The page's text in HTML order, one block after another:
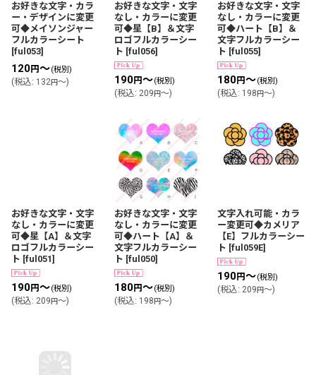
お好きな文字・カラ
ー・デザインに変更
可◆メイソンジャー
フルカラーシート
[ful053]
120円～(税別)
(税込: 132円～)
お好きな文字・文字
なし・カラーに変更
可◆星【B】＆文字
ロゴフルカラーシー
ト [ful056]
190円～(税別)
(税込: 209 円～)
お好きな文字・文字
なし・カラーに変更
可◆ハート【B】＆
文字フルカラーシー
ト [ful055]
180円～(税別)
(税込: 198 円～)
お好きな文字・文字
なし・カラーに変更
可◆星【A】＆文字
ロゴフルカラーシー
ト [ful051]
190円～(税別)
(税込: 209 円～)
お好きな文字・文字
なし・カラーに変更
可◆ハート【A】＆
文字フルカラーシー
ト [ful050]
180円～(税別)
(税込: 198 円～)
文字入れ可能・カラ
ー変更可◆カメリア
【E】フルカラーシー
ト [ful059E]
190円～(税別)
(税込: 209 円～)